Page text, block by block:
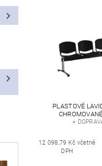
PLASTOVÉ
+
12 098,79 Kč včetně
DPH